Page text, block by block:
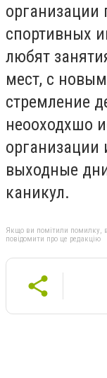
организации
спортивных
любят
мест, с
стремление
неооходхшо
организации
выходные
каникул.
Якщо ви помітили помилку,
повідомити про це редакцію